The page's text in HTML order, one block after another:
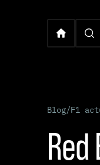
Blog/F1